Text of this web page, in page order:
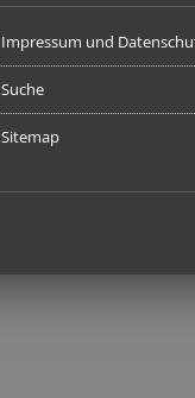
Impressum und
Suche
Sitemap